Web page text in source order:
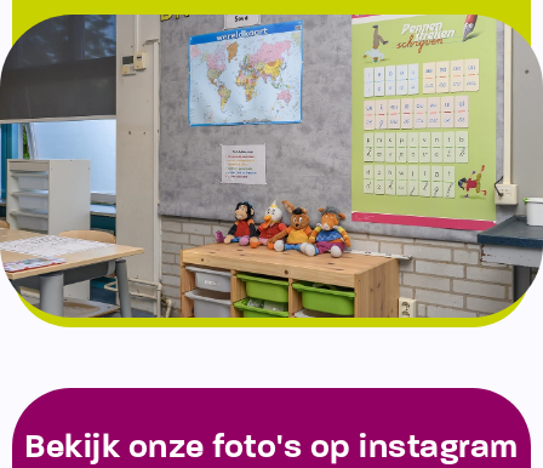
Bekijk onze foto's op instagram